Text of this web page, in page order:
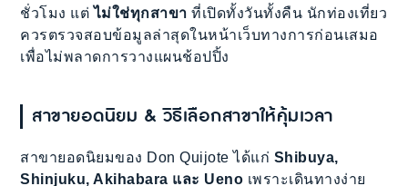
ชั่วโมง แต่ไม่ใช่ทุกสาขา ที่เปิดทั้งวันทั้งคืน นักท่องเที่ยว
ควรตรวจสอบข้อมูลล่าสุดในหน้าเว็บทางการก่อนเสมอ
เพื่อไม่พลาดการวางแผนช้อปปิ้ง
สาขายอดนิยม & วิธีเลือกสาขาให้คุ้มเวลา
สาขายอดนิยมของ Don Quijote ได้แก่ Shibuya,
Shinjuku, Akihabara และ Ueno เพราะเดินทางง่าย